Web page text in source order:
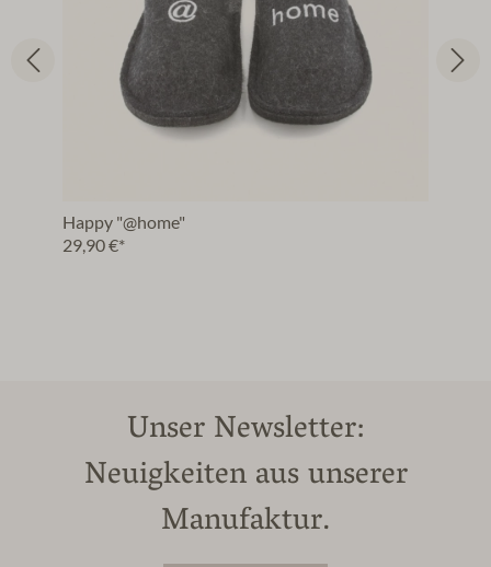
Happy "@home"
29,90 €*
Unser Newsletter:
Neuigkeiten aus unserer
Manufaktur.